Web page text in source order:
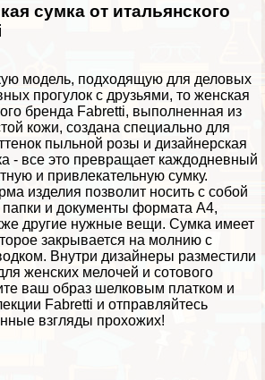
сумка от итальянского
модель, подходящую для деловых
прогулок с друзьями, то женская
бренда Fabretti, выполненная из
кожи, создана специально для
пыльной розы и дизайнерская
- все это превращает каждодневный
и привлекательную сумку.
изделия позволит носить с собой
и документы формата А4,
другие нужные вещи. Сумка имеет
закрывается на молнию с
Внутри дизайнеры разместили
женских мелочей и сотового
ваш образ шелковым платком и
Fabretti и отправляйтесь
взгляды прохожих!